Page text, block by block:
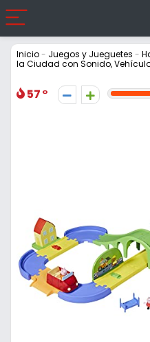
Inicio- Juegos y Jueguetes -
la Ciudad con Sonido,
57